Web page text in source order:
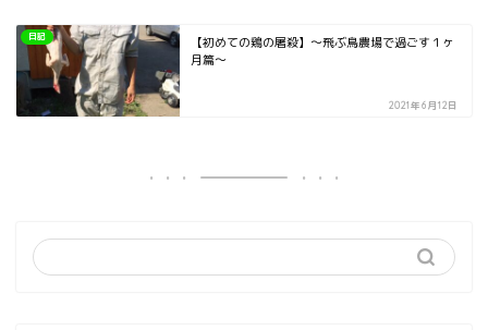
日記
【初めての鶏の屠殺】～飛ぶ鳥農場で過ごす１ヶ
月篇～
2021年6月12日